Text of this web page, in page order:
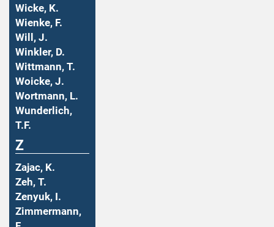
Wicke, K.
Wienke, F.
Will, J.
Winkler, D.
Wittmann, T.
Woicke, J.
Wortmann, L.
Wunderlich,
T.F.
Z
Zajac, K.
Zeh, T.
Zenyuk, I.
Zimmermann,